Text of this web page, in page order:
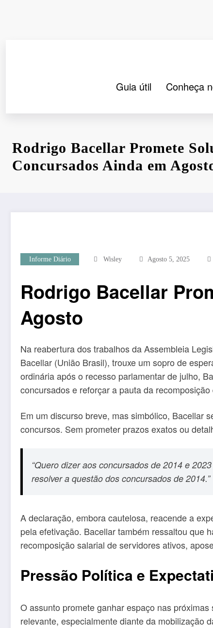
Guia útil Conheça
Rodrigo Bacellar Promete
Concursados Ainda em
Informe Diário Wisley Agosto 5, 2025
Rodrigo Bacellar
Agosto
Na reabertura dos trabalhos da Assembleia
Bacellar (União Brasil), trouxe um sopro de
ordinária após o recesso parlamentar de julho,
concursados e reforçar a pauta da
Em um discurso breve, mas simbólico, Bacellar
concursos. Sem prometer prazos exatos ou
“Quero dizer aos concursados de 2014 e
resolver a questão dos concursados de 2014.”
A declaração, embora cautelosa, reacende a
pela efetivação. Bacellar também ressaltou que
recomposição salarial de servidores ativos,
Pressão Política e
O assunto promete ganhar espaço nas
relevante, especialmente diante da mobilização